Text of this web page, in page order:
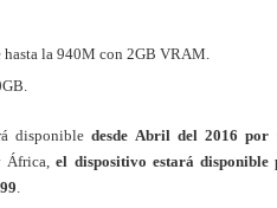
la 940M con 2GB VRAM.
disponibledesde Abril del 2016 por
África,el dispositivo estará disponible